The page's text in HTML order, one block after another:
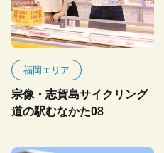
福岡エリア
宗像・志賀島サイクリング
道の駅むなかた08